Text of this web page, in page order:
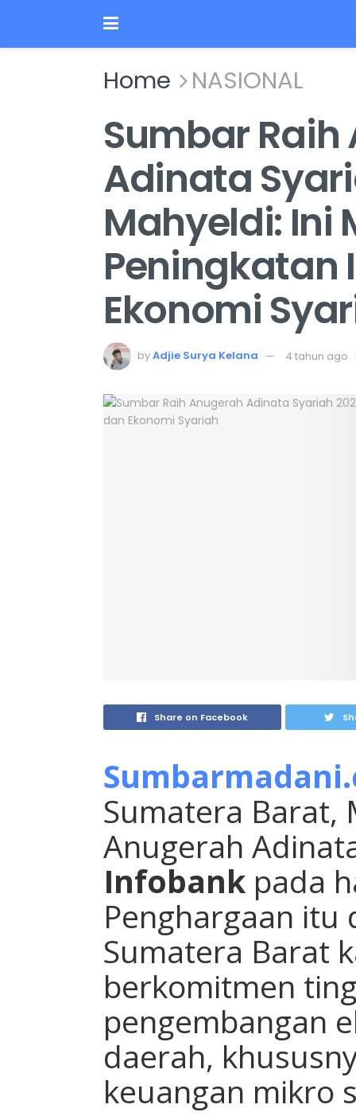
Home NASIONAL
Sumbar
Adinata
Mahyeldi: Ini
Peningkatan
Ekonomi
byAdjie Surya Kelana 4 tahun ago
Share on Facebook
Sumatera Barat,
Anugerah
Infobank pada
Penghargaan
Sumatera Barat
berkomitmen
pengembangan
daerah,
keuangan mikro